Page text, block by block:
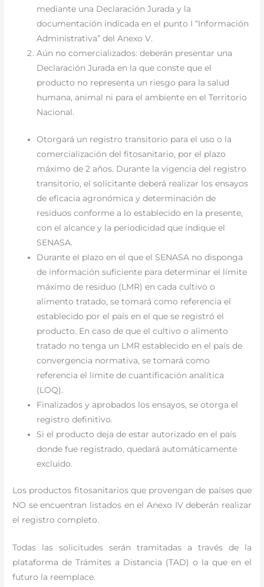
mediante una Declaración Jurada y la
documentación indicada en el punto I “Información
Administrativa” del Anexo V.
Aún no comercializados: deberán presentar una
Declaración Jurada en la que conste que el
producto no representa un riesgo para la salud
humana, animal ni para el ambiente en el Territorio
Nacional.
Otorgará un registro transitorio para el uso o la
comercialización del fitosanitario, por el plazo
máximo de 2 años. Durante la vigencia del registro
transitorio, el solicitante deberá realizar los ensayos
de eficacia agronómica y determinación de
residuos conforme a lo establecido en la presente,
con el alcance y la periodicidad que indique el
SENASA.
Durante el plazo en el que el SENASA no disponga
de información suficiente para determinar el límite
máximo de residuo (LMR) en cada cultivo o
alimento tratado, se tomará como referencia el
establecido por el país en el que se registró el
producto. En caso de que el cultivo o alimento
tratado no tenga un LMR establecido en el país de
convergencia normativa, se tomará como
referencia el límite de cuantificación analítica
(LOQ).
Finalizados y aprobados los ensayos, se otorga el
registro definitivo.
Si el producto deja de estar autorizado en el país
donde fue registrado, quedará automáticamente
excluido.
Los productos fitosanitarios que provengan de países que
NO se encuentran listados en el Anexo IV deberán realizar
el registro completo.
Todas las solicitudes serán tramitadas a través de la
plataforma de Trámites a Distancia (TAD) o la que en el
futuro la reemplace.